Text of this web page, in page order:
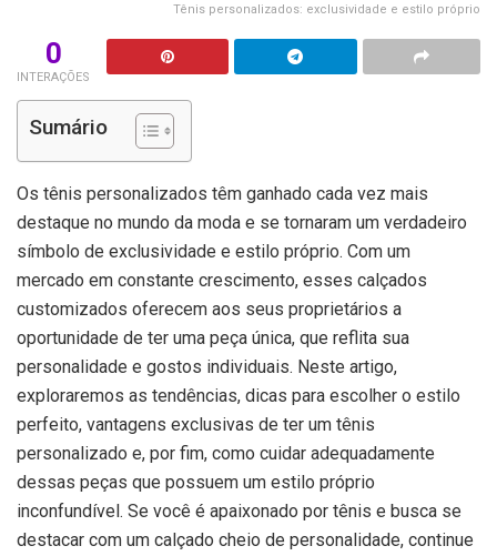
Tênis personalizados: exclusividade e estilo próprio
0
INTERAÇÕES
Sumário
Os tênis personalizados têm ganhado cada vez mais
destaque no mundo da moda e se tornaram um verdadeiro
símbolo de exclusividade e estilo próprio. Com um
mercado em constante crescimento, esses calçados
customizados oferecem aos seus proprietários a
oportunidade de ter uma peça única, que reflita sua
personalidade e gostos individuais. Neste artigo,
exploraremos as tendências, dicas para escolher o estilo
perfeito, vantagens exclusivas de ter um tênis
personalizado e, por fim, como cuidar adequadamente
dessas peças que possuem um estilo próprio
inconfundível. Se você é apaixonado por tênis e busca se
destacar com um calçado cheio de personalidade, continue